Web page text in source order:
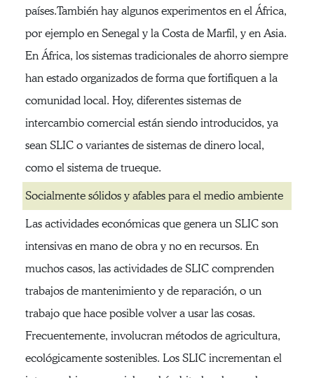
países.También hay algunos experimentos en el África,
por ejemplo en Senegal y la Costa de Marfil, y en Asia.
En África, los sistemas tradicionales de ahorro siempre
han estado organizados de forma que fortifiquen a la
comunidad local. Hoy, diferentes sistemas de
intercambio comercial están siendo introducidos, ya
sean SLIC o variantes de sistemas de dinero local,
como el sistema de trueque.
Socialmente sólidos y afables para el medio ambiente
Las actividades económicas que genera un SLIC son
intensivas en mano de obra y no en recursos. En
muchos casos, las actividades de SLIC comprenden
trabajos de mantenimiento y de reparación, o un
trabajo que hace posible volver a usar las cosas.
Frecuentemente, involucran métodos de agricultura,
ecológicamente sostenibles. Los SLIC incrementan el